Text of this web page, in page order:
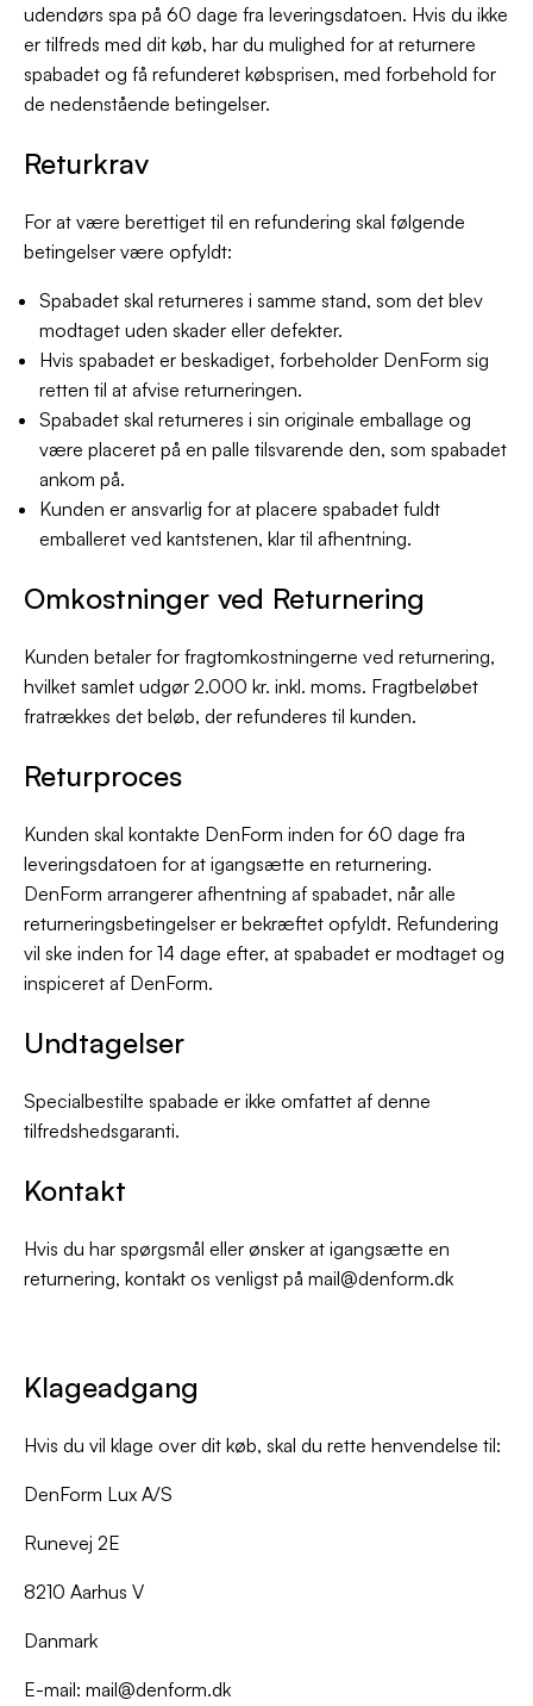
udendørs spa på 60 dage fra leveringsdatoen. Hvis du ikke
er tilfreds med dit køb, har du mulighed for at returnere
spabadet og få refunderet købsprisen, med forbehold for
de nedenstående betingelser.
Returkrav
For at være berettiget til en refundering skal følgende
betingelser være opfyldt:
Spabadet skal returneres i samme stand, som det blev
modtaget uden skader eller defekter.
Hvis spabadet er beskadiget, forbeholder DenForm sig
retten til at afvise returneringen.
Spabadet skal returneres i sin originale emballage og
være placeret på en palle tilsvarende den, som spabadet
ankom på.
Kunden er ansvarlig for at placere spabadet fuldt
emballeret ved kantstenen, klar til afhentning.
Omkostninger ved Returnering
Kunden betaler for fragtomkostningerne ved returnering,
hvilket samlet udgør 2.000 kr. inkl. moms. Fragtbeløbet
fratrækkes det beløb, der refunderes til kunden.
Returproces
Kunden skal kontakte DenForm inden for 60 dage fra
leveringsdatoen for at igangsætte en returnering.
DenForm arrangerer afhentning af spabadet, når alle
returneringsbetingelser er bekræftet opfyldt. Refundering
vil ske inden for 14 dage efter, at spabadet er modtaget og
inspiceret af DenForm.
Undtagelser
Specialbestilte spabade er ikke omfattet af denne
tilfredshedsgaranti.
Kontakt
Hvis du har spørgsmål eller ønsker at igangsætte en
returnering, kontakt os venligst på mail@denform.dk
Klageadgang
Hvis du vil klage over dit køb, skal du rette henvendelse til:
DenForm Lux A/S
Runevej 2E
8210 Aarhus V
Danmark
E-mail: mail@denform.dk